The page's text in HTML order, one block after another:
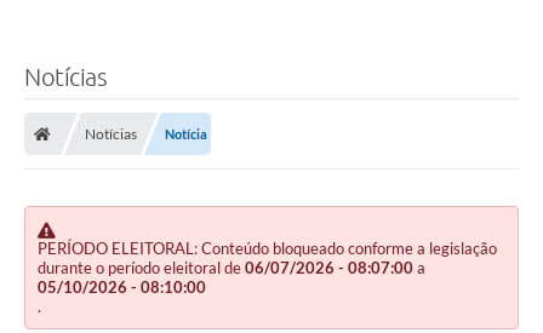
Notícias
Notícias Notícia
PERÍODO ELEITORAL: Conteúdo bloqueado conforme a legislação
durante o período eleitoral de06/07/2026 - 08:07:00a
05/10/2026 - 08:10:00
.